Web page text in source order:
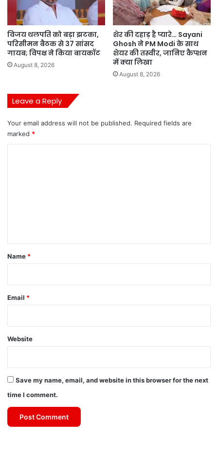
विजय थलपति को बड़ा झटका,
परिसीमन बैठक से 37 सांसद
गायब; विपक्ष ने किया बायकॉट
August 8, 2026
शेर की दहाड़ है प्यारे… Sayani
Ghosh ने PM Modi के साथ
शेयर की तस्वीर, जानिए कैप्शन
में क्या लिखा
August 8, 2026
Leave a Reply
Your email address will not be published. Required fields are
marked *
*
Name *
Email *
Website
Save my name, email, and website in this browser for the next
time I comment.